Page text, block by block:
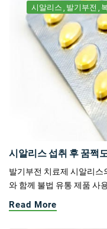
시알리스 발기부전
시알리스 섭취 후 꿈쩍
발기부전 치료제 시알리스
와 함께 불법 유통 제품 사
Read More